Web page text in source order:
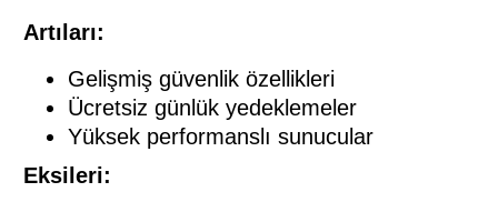
Artıları:
Gelişmiş güvenlik özellikleri
Ücretsiz günlük yedeklemeler
Yüksek performanslı sunucular
Eksileri: